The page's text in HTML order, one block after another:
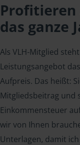
Profitieren
das ganze
Als VLH-Mitglied
Leistungsangebot
Aufpreis. Das heißt:
Mitgliedsbeitrag und
Einkommensteuer
wir von Ihnen
Unterlagen, damit